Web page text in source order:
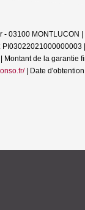
03100 MONTLUCON
de la garantie
| Date